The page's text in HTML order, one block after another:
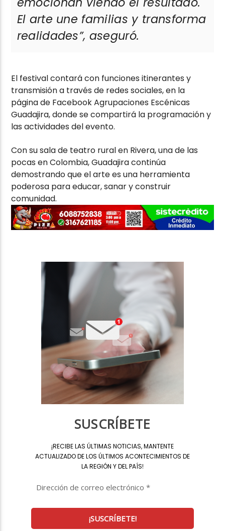
El arte une familias y transforma
realidades”, aseguró.
El festival contará con funciones itinerantes y
transmisión a través de redes sociales, en la
página de Facebook Agrupaciones Escénicas
Guadajira, donde se compartirá la programación y
las actividades del evento.
Con su sala de teatro rural en Rivera, una de las
pocas en Colombia, Guadajira continúa
demostrando que el arte es una herramienta
poderosa para educar, sanar y construir
comunidad.
SUSCRÍBETE
¡RECIBE LAS ÚLTIMAS NOTICIAS, MANTENTE
ACTUALIZADO DE LOS ÚLTIMOS ACONTECIMIENTOS DE
LA REGIÓN Y DEL PAÍS!